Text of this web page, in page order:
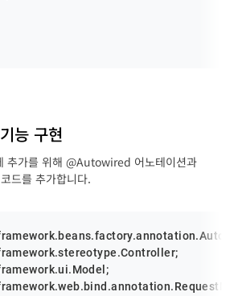
능 구현
추가를 위해 @Autowired 어노테이션과
드를 추가합니다.